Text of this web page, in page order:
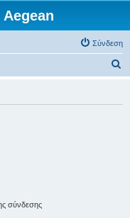
Σύνδεση
σύνδεσης